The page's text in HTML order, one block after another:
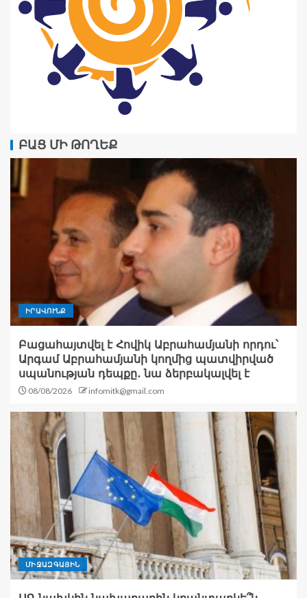
ԲԱՑ ՄԻ ԹՈՂԵՔ
ԻՐԱՎՈՒՆՔ
Բացահայտվել է Հովիկ Աբրահամյանի որդու՝
Արգամ Աբրահամյանի կողմից պատվիրված
սպանության դեպքը․ նա ձերբակալվել է
08/08/2026 infomitk@gmail.com
ՄԻՋԱԶԳԱՅԻՆ